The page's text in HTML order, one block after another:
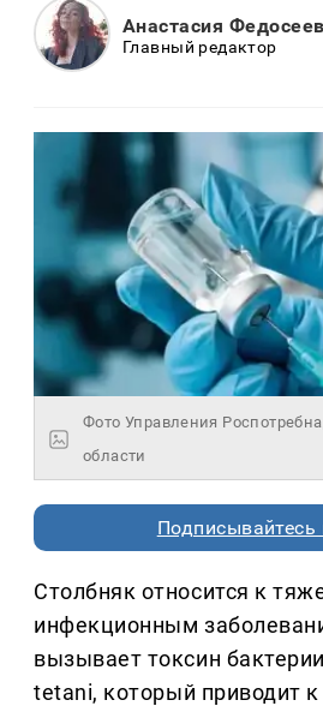
Анастасия
Главный редактор
Фото Управления
области
Подписывайтесь
Столбняк относится к
инфекционным
вызывает токсин
tetani, который приводит